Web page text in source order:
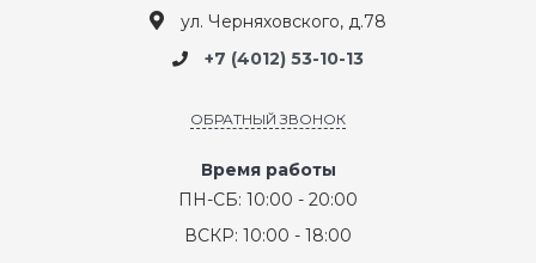
ул. Черняховского, д.78
+7 (4012) 53-10-13
ОБРАТНЫЙ ЗВОНОК
Время работы
ПН-СБ: 10:00 - 20:00
ВСКР: 10:00 - 18:00